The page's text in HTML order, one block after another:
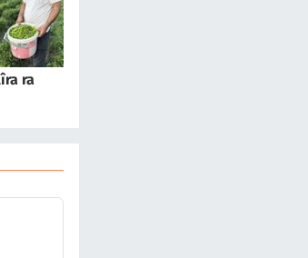
ra